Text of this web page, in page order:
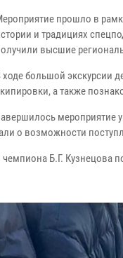
прошло в
и традициях
высшие
ходе большой экскурсии
а также
мероприятие
о возможности
Б.Г. Кузнецова